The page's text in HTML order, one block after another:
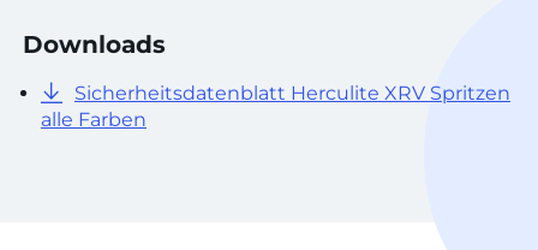
Downloads
Sicherheitsdatenblatt Herculite XRV Spritzen
alle Farben